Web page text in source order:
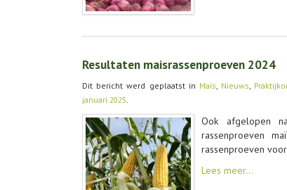
Resultaten maisrassenproeven 2024
Dit bericht werd geplaatst in Maïs, Nieuws,
januari 2025.
Ook afgelopen
rassenproeven
rassenproeven
Lees meer…